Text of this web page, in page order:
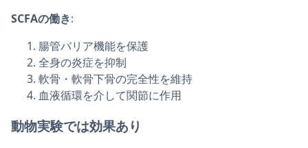
SCFAの働き:
腸管バリア機能を保護
全身の炎症を抑制
軟骨・軟骨下骨の完全性を維持
血液循環を介して関節に作用
動物実験では効果あり